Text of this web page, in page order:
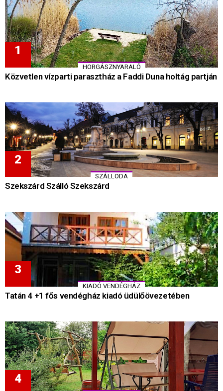
HORGÁSZNYARALÓ
Közvetlen vízparti parasztház a Faddi Duna holtág partján
SZÁLLODA
Szekszárd Szálló Szekszárd
KIADÓ VENDÉGHÁZ
Tatán 4 +1 fős vendégház kiadó üdülőövezetében